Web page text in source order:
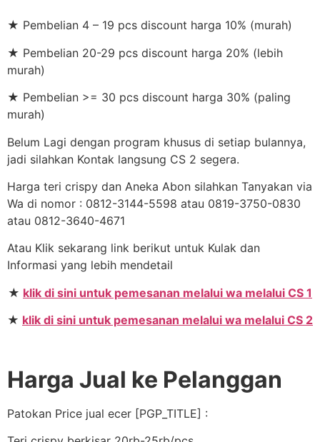
★ Pembelian 4 – 19 pcs discount harga 10% (murah)
★ Pembelian 20-29 pcs discount harga 20% (lebih
murah)
★ Pembelian >= 30 pcs discount harga 30% (paling
murah)
Belum Lagi dengan program khusus di setiap bulannya,
jadi silahkan Kontak langsung CS 2 segera.
Harga teri crispy dan Aneka Abon silahkan Tanyakan via
Wa di nomor : 0812-3144-5598 atau 0819-3750-0830
atau 0812-3640-4671
Atau Klik sekarang link berikut untuk Kulak dan
Informasi yang lebih mendetail
★ klik di sini untuk pemesanan melalui wa melalui CS 1
★ klik di sini untuk pemesanan melalui wa melalui CS 2
Harga Jual ke Pelanggan
Patokan Price jual ecer [PGP_TITLE] :